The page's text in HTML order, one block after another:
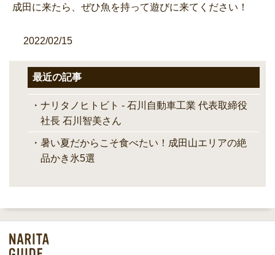
成田に来たら、ぜひ魚を持って遊びに来てください！
2022/02/15
最近の記事
ナリタノヒトビト - 石川自動車工業 代表取締役
社長 石川智美さん
暑い夏だからこそ食べたい！成田山エリアの絶
品かき氷5選